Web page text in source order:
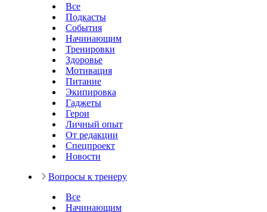
Все
Подкасты
События
Начинающим
Тренировки
Здоровье
Мотивация
Питание
Экипировка
Гаджеты
Герои
Личный опыт
От редакции
Спецпроект
Новости
Вопросы к тренеру
Все
Начинающим